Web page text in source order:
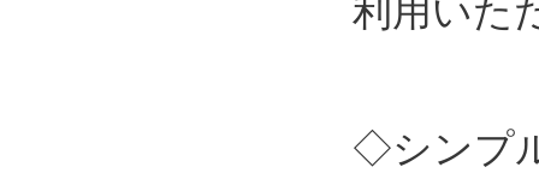
利用いた
◇シンプ